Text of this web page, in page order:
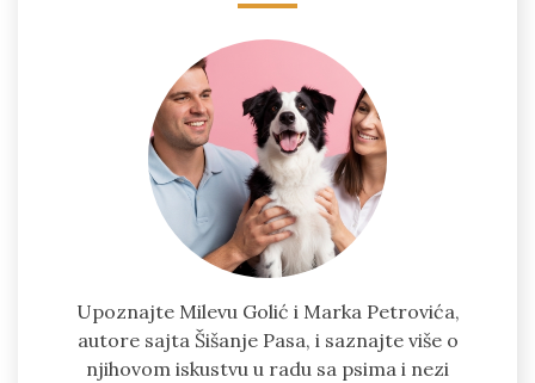
Upoznajte Milevu Golić i Marka Petrovića,
autore sajta Šišanje Pasa, i saznajte više o
njihovom iskustvu u radu sa psima i nezi